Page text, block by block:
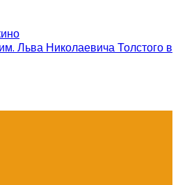
Льва Николаевича Толстого в